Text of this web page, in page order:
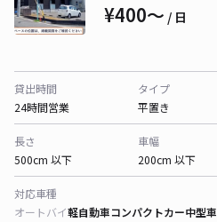
¥400〜 / 日
貸出時間
24時間営業
タイプ
平置き
長さ
500cm 以下
車幅
200cm 以下
対応車種
オートバイ軽自動車コンパクトカー中型車